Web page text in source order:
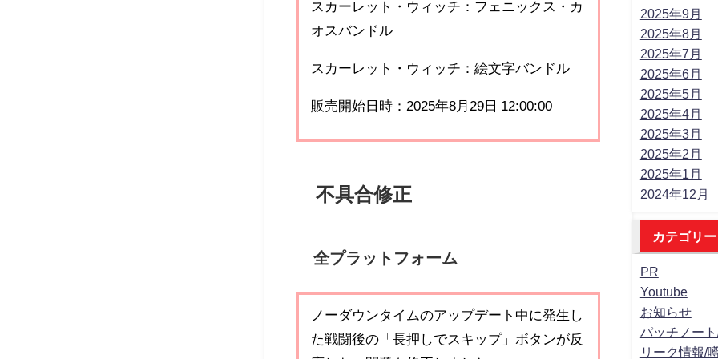
スカーレット・ウィッチ：フェニックス・カ
オスバンドル
スカーレット・ウィッチ：絵文字バンドル
販売開始日時：2025年8月29日 12:00:00
不具合修正
全プラットフォーム
ノーダウンタイムのアップデート中に発生し
た戦闘後の「長押しでスキップ」ボタンが反
2025年9月
2025年8月
2025年7月
2025年6月
2025年5月
2025年4月
2025年3月
2025年2月
2025年1月
2024年12月
カテゴリー
PR
Youtube
お知らせ
パッチノー
リーク情報/